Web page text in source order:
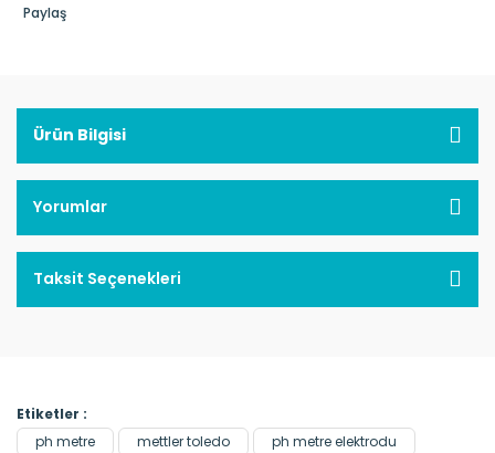
Paylaş
Ürün Bilgisi
Yorumlar
Taksit Seçenekleri
Etiketler :
ph metre
mettler toledo ph metre elektrodu